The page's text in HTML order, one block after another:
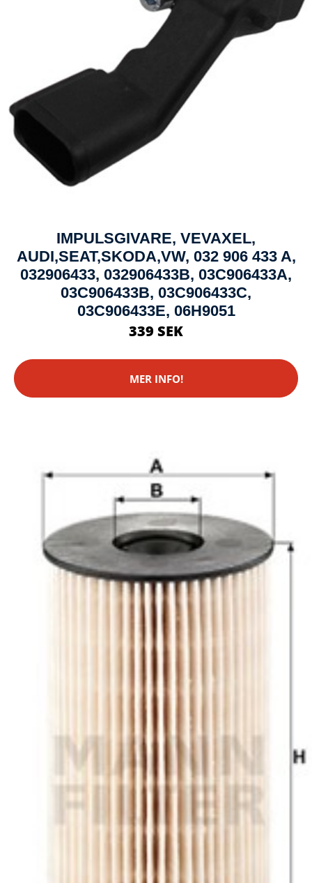
IMPULSGIVARE, VEVAXEL,
AUDI,SEAT,SKODA,VW, 032 906 433 A,
032906433, 032906433B, 03C906433A,
03C906433B, 03C906433C,
03C906433E, 06H9051
339 SEK
MER INFO!